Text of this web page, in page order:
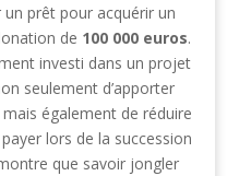
prêt pour acquérir un
de 100 000 euros.
investi dans un projet
seulement d’apporter
également de réduire
lors de la succession
que savoir jongler